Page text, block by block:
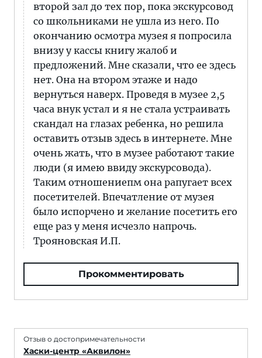
второй зал до тех пор, пока экскурсовод
со школьниками не ушла из него. По
окончанию осмотра музея я попросила
внизу у кассы книгу жалоб и
предложений. Мне сказали, что ее здесь
нет. Она на втором этаже и надо
вернуться наверх. Проведя в музее 2,5
часа внук устал и я не стала устраивать
скандал на глазах ребенка, но решила
оставить отзыв здесь в интернете. Мне
очень жать, что в музее работают такие
люди (я имею ввиду экскурсовода).
Таким отношениепм она рапугает всех
посетителей. Впечатление от музея
было испорчено и желание посетить его
еще раз у меня исчезло напрочь.
Трояновская И.П.
Прокомментировать
Отзыв о достопримечательности
Хаски-центр «Аквилон»